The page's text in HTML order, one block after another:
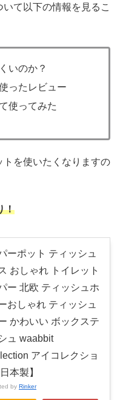
て以下の情報を見るこ
いのか？
ったレビュー
使ってみた
を使いたくなりますの
！
ーポット ティッシュ
おしゃれ トイレット
ー 北欧 ティッシュホ
おしゃれ ティッシュ
かわいい ボックステ
ュ waabbit
アイコレクショ
本製】
by Rinker